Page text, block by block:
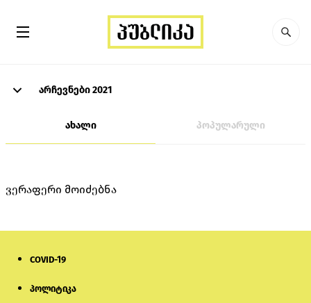
არჩევნები 2021
ახალი პოპულარული
ვერაფერი მოიძებნა
COVID-19
პოლიტიკა